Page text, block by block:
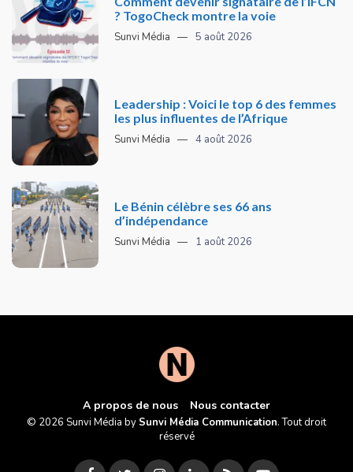
? TogoCheck montre la voie
Sunvi Média 5 août 2026
Leadership : Voici le top 6 des femmes
les plus influentes de l’Afrique
Sunvi Média 4 août 2026
Le Bénin célèbre ses 66 ans
d’indépendance
Sunvi Média 1 août 2026
A propos de nous Nous contacter
© 2026 Sunvi Média by Sunvi Média Communication. Tout droit
réservé